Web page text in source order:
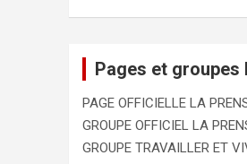
Pages et groupes
PAGE OFFICIELLE LA
GROUPE OFFICIEL LA
GROUPE TRAVAILLER ET